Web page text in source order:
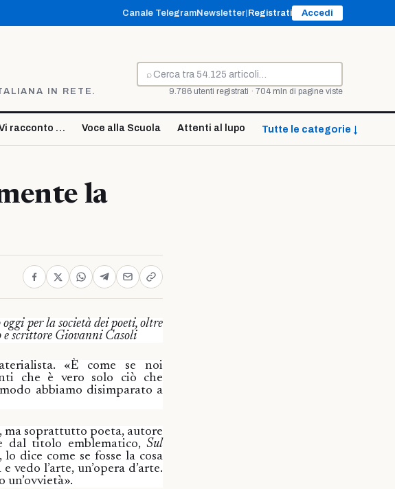
Canale TelegramNewsletter Registrati Accedi
IN RETE.
⌕
Cerca
9.786 utenti registrati · 704 mln di pagine viste
racconto … Voce alla Scuola Attenti al lupo Tutte le categorie ↓
la
oggi per la società dei poeti, oltre
e scrittore Giovanni Casoli
«È come se noi
che è vero solo ciò che
abbiamo disimparato a
soprattutto poeta, autore
dal titolo emblematico,Sul
lo dice come se fosse la cosa
l’arte, un’opera d’arte.
un’ovvietà».